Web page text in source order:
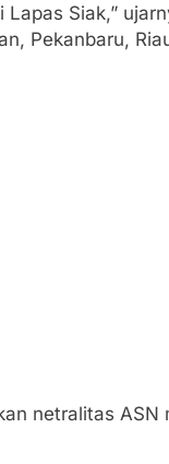
Siak,”
Pekanbaru,
netralitas